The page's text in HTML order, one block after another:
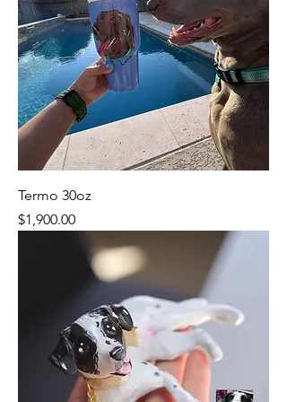
Termo 30oz
Precio
$1,900.00